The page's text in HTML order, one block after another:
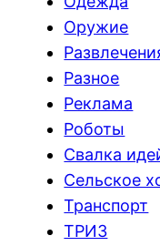
Оружие
Разное
Реклама
Роботы
Свалка
Сельское
Транспорт
ТРИЗ